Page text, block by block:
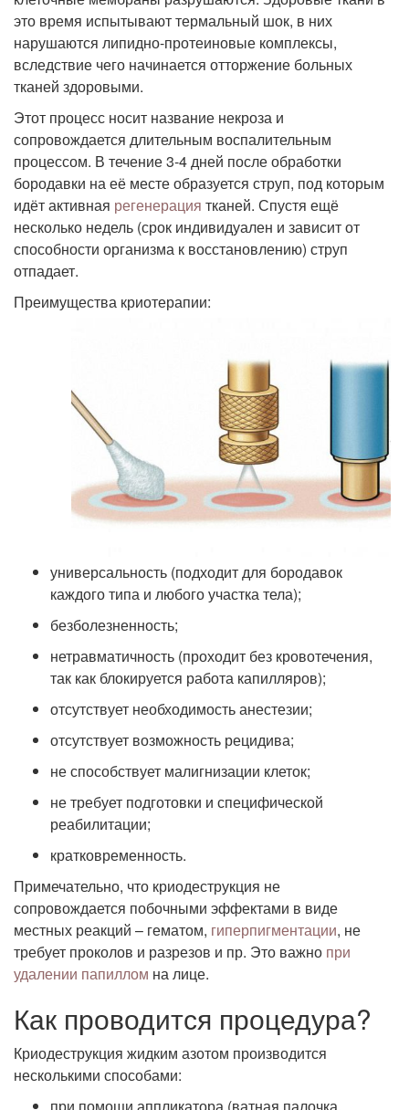
это время испытывают термальный шок, в них
нарушаются липидно-протеиновые комплексы,
вследствие чего начинается отторжение больных
тканей здоровыми.
Этот процесс носит название некроза и
сопровождается длительным воспалительным
процессом. В течение 3-4 дней после обработки
бородавки на её месте образуется струп, под которым
идёт активная регенерация тканей. Спустя ещё
несколько недель (срок индивидуален и зависит от
способности организма к восстановлению) струп
отпадает.
Преимущества криотерапии:
универсальность (подходит для бородавок
каждого типа и любого участка тела);
безболезненность;
нетравматичность (проходит без кровотечения,
так как блокируется работа капилляров);
отсутствует необходимость анестезии;
отсутствует возможность рецидива;
не способствует малигнизации клеток;
не требует подготовки и специфической
реабилитации;
кратковременность.
Примечательно, что криодеструкция не
сопровождается побочными эффектами в виде
местных реакций – гематом, гиперпигментации, не
требует проколов и разрезов и пр. Это важно при
удалении папиллом на лице.
Как проводится процедура?
Криодеструкция жидким азотом производится
несколькими способами: